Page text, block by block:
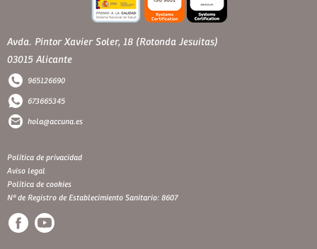
Avda. Pintor Xavier Soler, 18 (Rotonda Jesuitas)
03015 Alicante
965126690
673665345
hola@accuna.es
Política de privacidad
Aviso legal
Política de cookies
Nº de Registro de Establecimiento Sanitario: 8607